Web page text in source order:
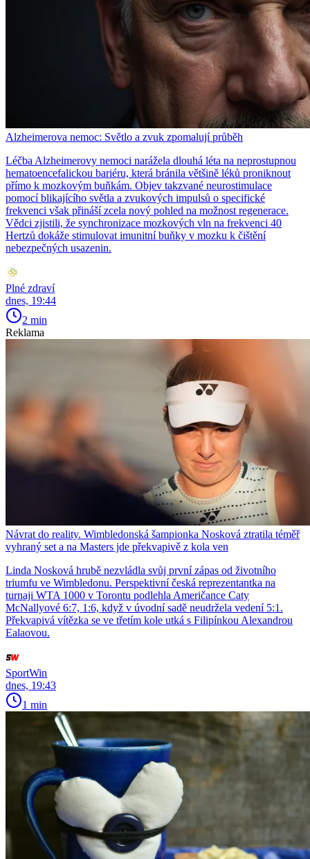
Alzheimerova nemoc: Světlo a zvuk zpomalují průběh
Léčba Alzheimerovy nemoci narážela dlouhá léta na neprostupnou
hematoencefalickou bariéru, která bránila většině léků proniknout
přímo k mozkovým buňkám. Objev takzvané neurostimulace
pomocí blikajícího světla a zvukových impulsů o specifické
frekvenci však přináší zcela nový pohled na možnost regenerace.
Vědci zjistili, že synchronizace mozkových vln na frekvenci 40
Hertzů dokáže stimulovat imunitní buňky v mozku k čištění
nebezpečných usazenin.
Plné zdraví
dnes, 19:44
2 min
Reklama
Návrat do reality. Wimbledonská šampionka Nosková ztratila téměř
vyhraný set a na Masters jde překvapivě z kola ven
Linda Nosková hrubě nezvládla svůj první zápas od životního
triumfu ve Wimbledonu. Perspektivní česká reprezentantka na
turnaji WTA 1000 v Torontu podlehla Američance Caty
McNallyové 6:7, 1:6, když v úvodní sadě neudržela vedení 5:1.
Překvapivá vítězka se ve třetím kole utká s Filipínkou Alexandrou
Ealaovou.
SportWin
dnes, 19:43
1 min